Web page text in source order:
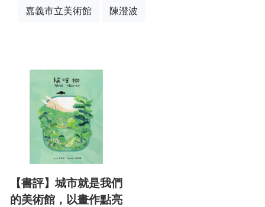
嘉義市立美術館 陳澄波
【書評】城市就是我們
的美術館，以畫作點亮